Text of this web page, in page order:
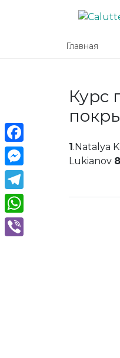
Главная
Курс
1.Natalya
Lukianov 8
Facebook
Messenger
Telegram
WhatsApp